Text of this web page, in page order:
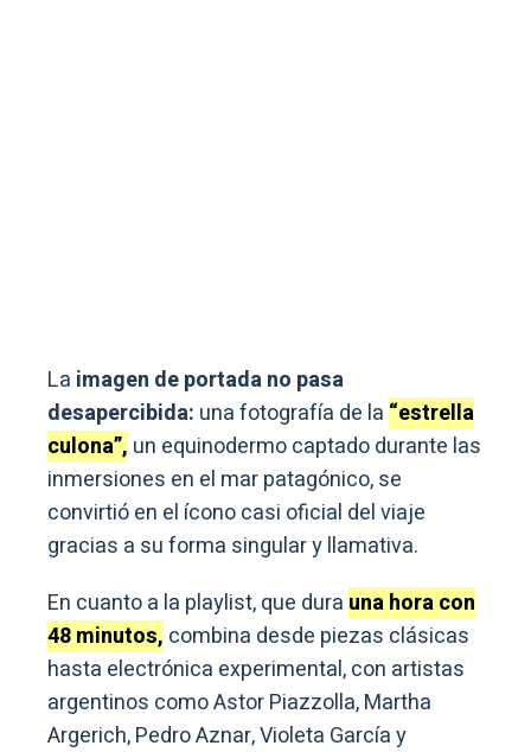
La imagen de portada no pasa
desapercibida: una fotografía de la “estrella
culona”, un equinodermo captado durante las
inmersiones en el mar patagónico, se
convirtió en el ícono casi oficial del viaje
gracias a su forma singular y llamativa.
En cuanto a la playlist, que dura una hora con
48 minutos, combina desde piezas clásicas
hasta electrónica experimental, con artistas
argentinos como Astor Piazzolla, Martha
Argerich, Pedro Aznar, Violeta García y